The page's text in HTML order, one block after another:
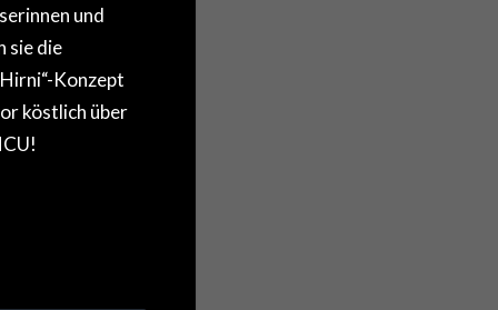
und
sie die
Konzept
köstlich über